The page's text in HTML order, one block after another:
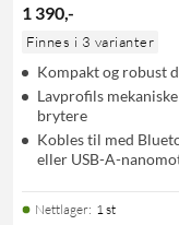
1 390,-
Finnes i 3 varianter
Kompakt og robust
Lavprofils mekaniske
brytere
Kobles til med
eller USB-A-
Nettlager: 1 st